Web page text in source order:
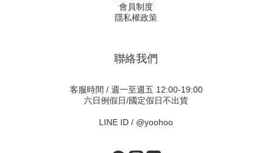
會員制度
隱私權政策
聯絡我們
客服時間 / 週一至週五 12:00-19:00
六日例假日/國定假日不出貨
LINE ID / @yoohoo